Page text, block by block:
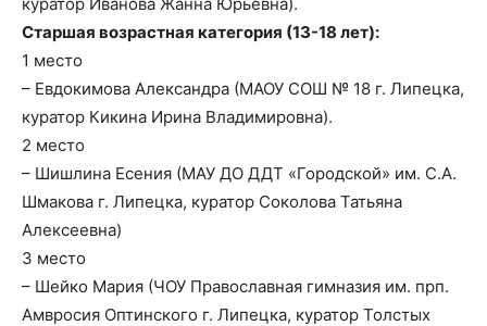
Старшая возрастная категория (13-18 лет):
1 место
– Евдокимова Александра (МАОУ СОШ № 18 г. Липецка,
куратор Кикина Ирина Владимировна).
2 место
– Шишлина Есения (МАУ ДО ДДТ «Городской» им. С.А.
Шмакова г. Липецка, куратор Соколова Татьяна
Алексеевна)
3 место
– Шейко Мария (ЧОУ Православная гимназия им. прп.
Амвросия Оптинского г. Липецка, куратор Толстых